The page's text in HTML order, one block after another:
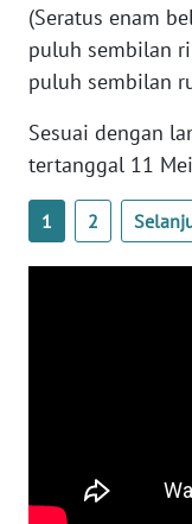
(Seratus enam
puluh sembilan
puluh sembilan
Sesuai dengan
tertanggal 11
1 2
SUMBAR
WN
WN
WN